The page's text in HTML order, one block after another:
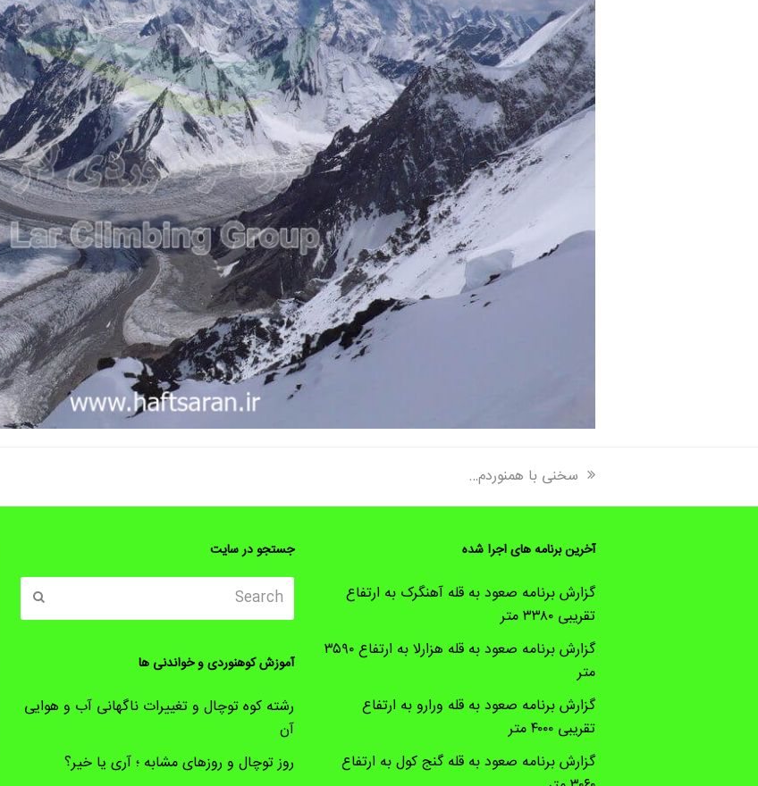
previous
سخنی با همنوردم…
آخرین برنامه های اجرا شده
گزارش برنامه صعود به قله آهنگرک به ارتفاع
تقریبی ۳۳۸۰ متر
گزارش برنامه صعود به قله هزارلا به ارتفاع ۳۵۹۰
متر
گزارش برنامه صعود به قله ورارو به ارتفاع
تقریبی ۴۰۰۰ متر
گزارش برنامه صعود به قله گنج کول به ارتفاع
جستجو در سایت
Search
Submit
آموزش کوهنوردی و خواندنی ها
رشته کوه توچال و تغییرات ناگهانی آب و هوایی
آن
روز توچال و روزهای مشابه ؛ آری یا خیر؟